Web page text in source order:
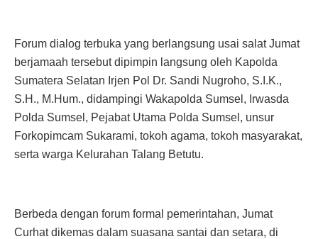
Forum dialog terbuka yang berlangsung usai salat Jumat
berjamaah tersebut dipimpin langsung oleh Kapolda
Sumatera Selatan Irjen Pol Dr. Sandi Nugroho, S.I.K.,
S.H., M.Hum., didampingi Wakapolda Sumsel, Irwasda
Polda Sumsel, Pejabat Utama Polda Sumsel, unsur
Forkopimcam Sukarami, tokoh agama, tokoh masyarakat,
serta warga Kelurahan Talang Betutu.
Berbeda dengan forum formal pemerintahan, Jumat
Curhat dikemas dalam suasana santai dan setara, di